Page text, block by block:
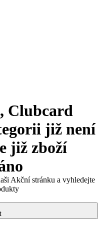
Clubcard
již není
již zboží
Akční stránku a vyhledejte